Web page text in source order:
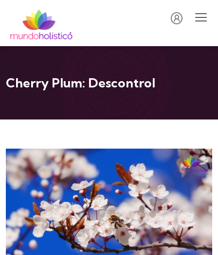
Cherry Plum: Descontrol